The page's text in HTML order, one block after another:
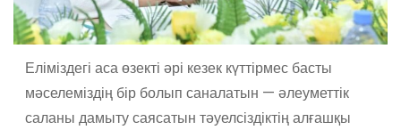
Еліміздегі аса өзекті әрі кезек күттірмес басты
мәселеміздің бір болып саналатын — әлеуметтік
саланы дамыту саясатын тәуелсіздіктің алғашқы